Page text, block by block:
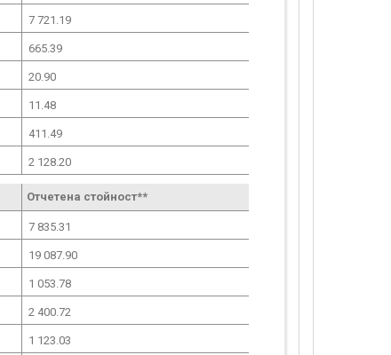
7 721.19
665.39
20.90
11.48
411.49
2 128.20
Отчетена стойност**
7 835.31
19 087.90
1 053.78
2 400.72
1 123.03